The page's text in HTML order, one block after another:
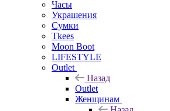
Часы
Украшения
Сумки
Tkees
Moon Boot
LIFESTYLE
Outlet
Назад
Outlet
Женщинам